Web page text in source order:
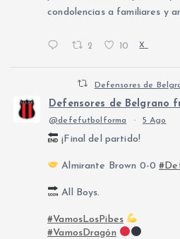
condolencias a familiares y
2 10 X
Defensores de
Defensores de Belgrano
@defefutbolforma · 5 Ago
¡Final del partido!
Almirante Brown 0-0
All Boys.
#VamosLosPibes
#VamosDragón